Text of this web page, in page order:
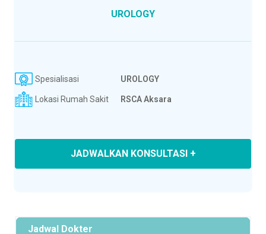
UROLOGY
Spesialisasi UROLOGY
Lokasi Rumah Sakit RSCA Aksara
JADWALKAN KONSULTASI +
Jadwal Dokter